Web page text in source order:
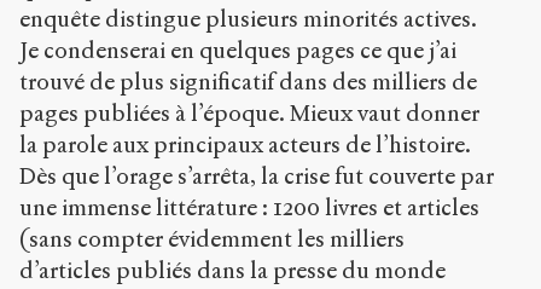
enquête distingue plusieurs minorités actives.
Je condenserai en quelques pages ce que j’ai
trouvé de plus significatif dans des milliers de
pages publiées à l’époque. Mieux vaut donner
la parole aux principaux acteurs de l’histoire.
Dès que l’orage s’arrêta, la crise fut couverte par
une immense littérature : 1200 livres et articles
(sans compter évidemment les milliers
d’articles publiés dans la presse du monde